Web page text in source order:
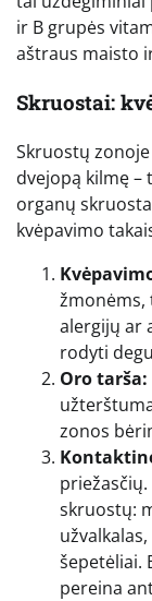
ir B grupės
aštraus maisto
Skruostai:
Skruostų
dvejopą kilmę –
organų
kvėpavimo
žmonėms,
alergijų ar
rodyti
Oro tarša:
zonos
skruostų:
šepetėliai.
pereina